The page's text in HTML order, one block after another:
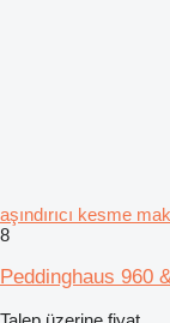
aşındırıcı kesme
8
Peddinghaus 960